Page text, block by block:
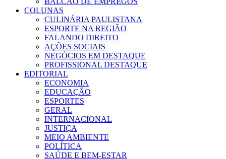
COLUNAS
CULINÁRIA PAULISTANA
ESPORTE NA REGIÃO
FALANDO DIREITO
AÇÕES SOCIAIS
NEGÓCIOS EM DESTAQUE
PROFISSIONAL DESTAQUE
EDITORIAL
ECONOMIA
EDUCAÇÃO
ESPORTES
GERAL
INTERNACIONAL
JUSTIÇA
MEIO AMBIENTE
POLÍTICA
SAÚDE E BEM-ESTAR